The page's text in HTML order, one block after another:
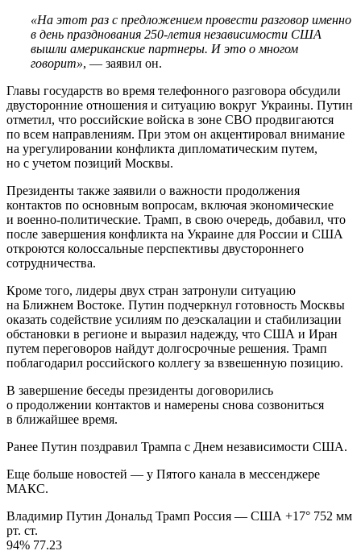
«На этот раз с предложением провести разговор именно
в день празднования 250-летия независимости США
вышли американские партнеры. И это о многом
говорит», — заявил он.
Главы государств во время телефонного разговора обсудили
двусторонние отношения и ситуацию вокруг Украины. Путин
отметил, что российские войска в зоне СВО продвигаются
по всем направлениям. При этом он акцентировал внимание
на урегулировании конфликта дипломатическим путем,
но с учетом позиций Москвы.
Президенты также заявили о важности продолжения
контактов по основным вопросам, включая экономические
и военно-политические. Трамп, в свою очередь, добавил, что
после завершения конфликта на Украине для России и США
откроются колоссальные перспективы двустороннего
сотрудничества.
Кроме того, лидеры двух стран затронули ситуацию
на Ближнем Востоке. Путин подчеркнул готовность Москвы
оказать содействие усилиям по деэскалации и стабилизации
обстановки в регионе и выразил надежду, что США и Иран
путем переговоров найдут долгосрочные решения. Трамп
поблагодарил российского коллегу за взвешенную позицию.
В завершение беседы президенты договорились
о продолжении контактов и намерены снова созвониться
в ближайшее время.
Ранее Путин поздравил Трампа с Днем независимости США.
Еще больше новостей — у Пятого канала в мессенджере
МАКС.
Владимир Путин Дональд Трамп Россия — США +17° 752 мм
рт. ст.
94% 77.23